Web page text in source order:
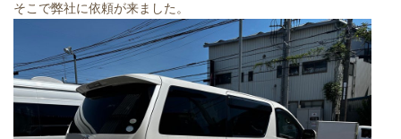
そこで弊社に依頼が来ました。